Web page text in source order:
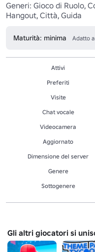
Generi: Gioco di Ruolo,
Hangout, Città, Guida
Maturità: minima Adatto
Attivi
Preferiti
Visite
Chat vocale
Videocamera
Aggiornato
Dimensione del server
Genere
Sottogenere
Gli altri giocatori si